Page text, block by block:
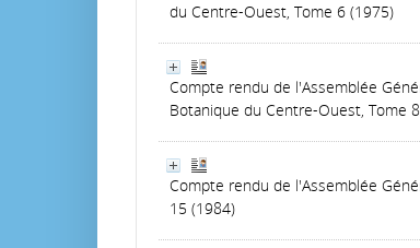
du Centre-Ouest, Tome 6 (1975)
Compte rendu de l'Assemblée
Botanique du Centre-Ouest, Tome
Compte rendu de l'Assemblée
15 (1984)